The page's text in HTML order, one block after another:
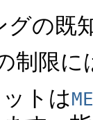
グの既
制限
トは